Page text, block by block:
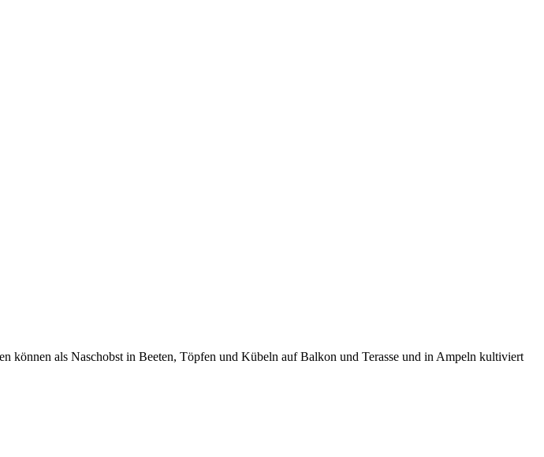
können als Naschobst in Beeten, Töpfen und Kübeln auf Balkon und Terasse und in Ampeln kultiviert